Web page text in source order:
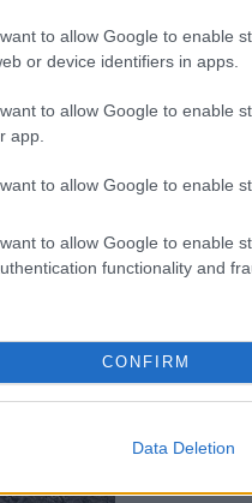
to allow Google to enable
or device identifiers in apps.
to allow Google to enable
app.
to allow Google to enable
to allow Google to enable
functionality and
CONFIRM
Data Deletion
Επίσης, τα
επόμενες
Ελλάδα
Πύρινος
200.000
«Η σημερινή
η επόμενη
στο ΔΠΘ